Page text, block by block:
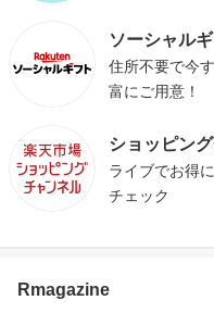
ソーシャル
住所不要で今
富にご用意！
ショッピン
ライブでお得
チェック
Rmagazine